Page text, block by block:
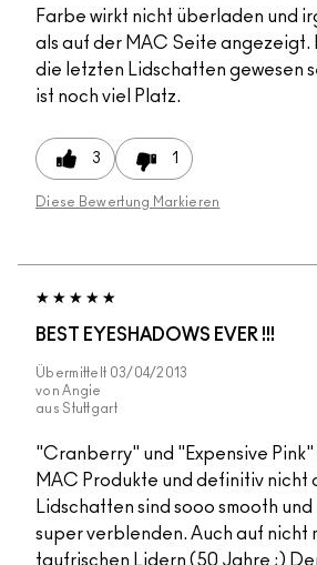
Farbe wirkt nicht überladen und
als auf der MAC Seite angezeigt.
die letzten Lidschatten gewesen
ist noch viel Platz.
3 1
Diese Bewertung Markieren
BEST EYESHADOWS EVER !!!
Übermittelt 03/04/2013
von Angie
aus Stuttgart
"Cranberry" und "Expensive Pink"
MAC Produkte und definitiv nicht
Lidschatten sind sooo smooth und
super verblenden. Auch auf nicht
taufrischen Lidern (50 Jahre ;)